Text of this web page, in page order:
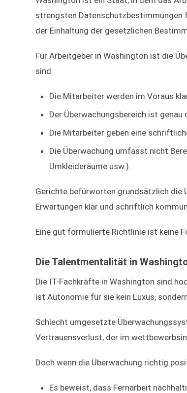
strengsten Datenschutzbestimmungen
der Einhaltung der gesetzlichen
Für Arbeitgeber in Washington ist die
sind:
Die Mitarbeiter werden im Voraus
Der Überwachungsbereich ist genau
Die Mitarbeiter geben eine
Die Überwachung umfasst nicht
Umkleideräume usw.).
Gerichte befürworten grundsätzlich die
Erwartungen klar und schriftlich
Eine gut formulierte Richtlinie ist keine
Die Talentmentalität in
Die IT-Fachkräfte in Washington sind
ist Autonomie für sie kein Luxus,
Schlecht umgesetzte
Vertrauensverlust, der im
Doch wenn die Überwachung richtig
Es beweist, dass Fernarbeit